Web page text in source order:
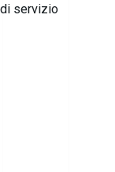
servizio